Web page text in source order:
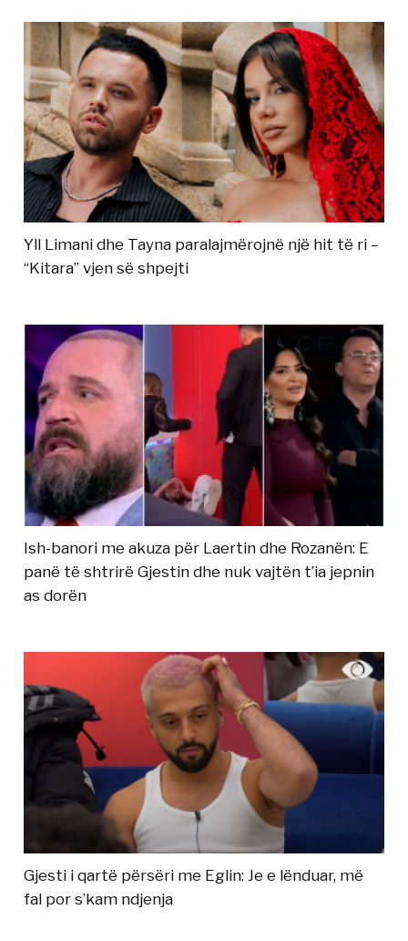
Yll Limani dhe Tayna paralajmërojnë një hit të ri –
“Kitara” vjen së shpejti
Ish-banori me akuza për Laertin dhe Rozanën: E
panë të shtrirë Gjestin dhe nuk vajtën t’ia jepnin
as dorën
Gjesti i qartë përsëri me Eglin: Je e lënduar, më
fal por s’kam ndjenja